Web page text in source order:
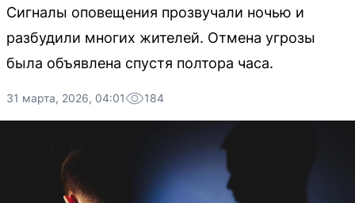
Сигналы оповещения прозвучали ночью и
разбудили многих жителей. Отмена угрозы
была объявлена спустя полтора часа.
31 марта, 2026, 04:01 184